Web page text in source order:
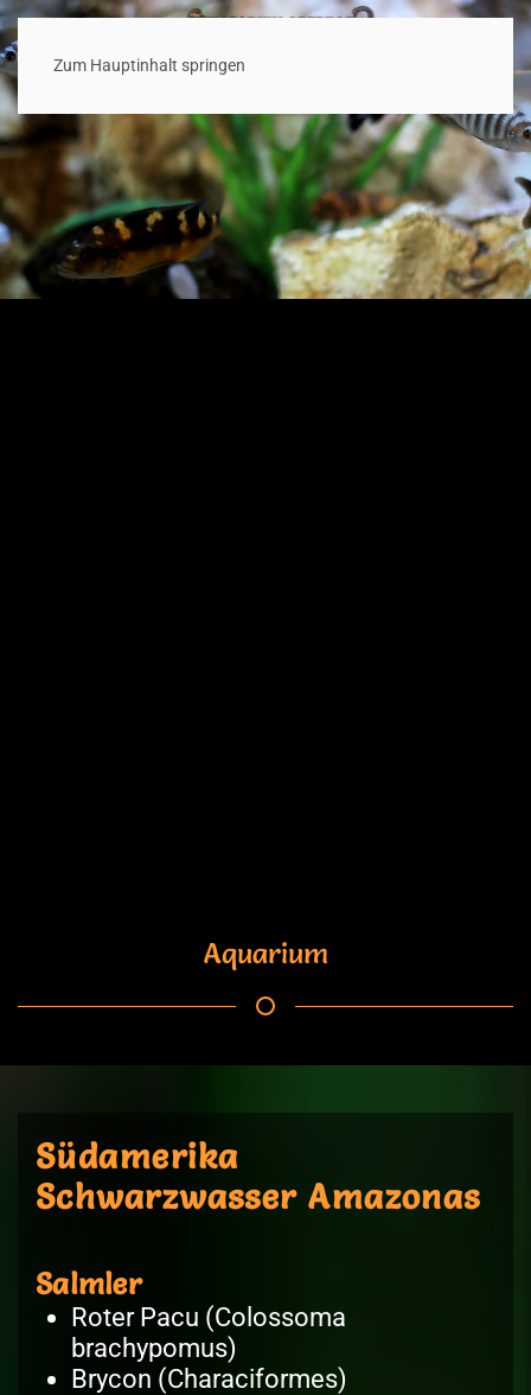
Zum Hauptinhalt springen
Aquarium
Südamerika
Schwarzwasser Amazonas
Salmler
Roter Pacu (Colossoma
brachypomus)
Brycon (Characiformes)